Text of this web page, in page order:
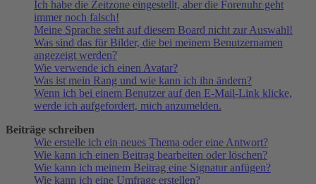
Ich habe die Zeitzone eingestellt, aber die Forenuhr geht
immer noch falsch!
Meine Sprache steht auf diesem Board nicht zur Auswahl!
Was sind das für Bilder, die bei meinem Benutzernamen
angezeigt werden?
Wie verwende ich einen Avatar?
Was ist mein Rang und wie kann ich ihn ändern?
Wenn ich bei einem Benutzer auf den E-Mail-Link klicke,
werde ich aufgefordert, mich anzumelden.
Beiträge schreiben
Wie erstelle ich ein neues Thema oder eine Antwort?
Wie kann ich einen Beitrag bearbeiten oder löschen?
Wie kann ich meinem Beitrag eine Signatur anfügen?
Wie kann ich eine Umfrage erstellen?